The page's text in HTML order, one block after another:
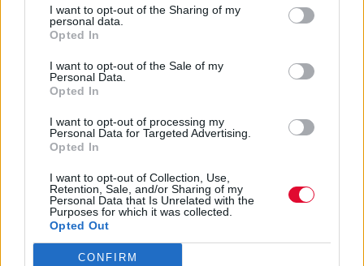
I want to opt-out of the Sharing of my
personal data.
Opted In
I want to opt-out of the Sale of my
Personal Data.
Opted In
I want to opt-out of processing my
Personal Data for Targeted Advertising.
Opted In
I want to opt-out of Collection, Use,
Retention, Sale, and/or Sharing of my
Personal Data that Is Unrelated with the
Purposes for which it was collected.
Opted Out
CONFIRM